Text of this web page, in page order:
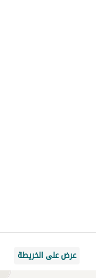
عرض على الخريطة